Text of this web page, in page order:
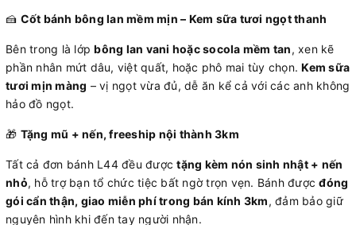
🍰 Cốt bánh bông lan mềm mịn – Kem sữa tươi ngọt thanh
Bên trong là lớpbông lan vani hoặc socola mềm tan, xen kẽ
phần nhân mứt dâu, việt quất, hoặc phô mai tùy chọn.Kem sữa
tươi mịn màng – vị ngọt vừa đủ, dễ ăn kể cả với các anh không
hảo đồ ngọt.
🎁 Tặng mũ + nến, freeship nội thành 3km
Tất cả đơn bánh L44 đều đượctặng kèm nón sinh nhật + nến
nhỏ, hỗ trợ bạn tổ chức tiệc bất ngờ trọn vẹn. Bánh đượcđóng
gói cẩn thận, giao miễn phí trong bán kính 3km, đảm bảo giữ
nguyên hình khi đến tay người nhận.